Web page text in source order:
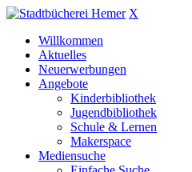
X
Willkommen
Aktuelles
Neuerwerbungen
Angebote
Kinderbibliothek
Jugendbibliothek
Schule & Lernen
Makerspace
Mediensuche